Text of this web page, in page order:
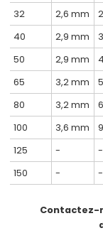
32
2,6 mm
40
2,9 mm
50
2,9 mm
65
3,2 mm
80
3,2 mm
100
3,6 mm
125
- -
150
- -
Contactez-